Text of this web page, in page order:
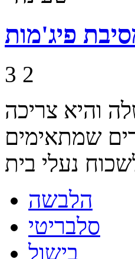
פיג'מות
3 2
והיא צריכה
שמתאימים
הלבשה
סלבריטי
בישול